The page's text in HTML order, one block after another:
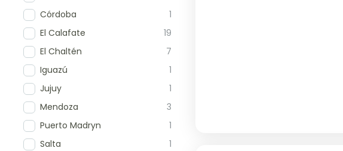
Córdoba
1
El Calafate
19
El Chaltén
7
Iguazú
1
Jujuy
1
Mendoza
3
Puerto Madryn
1
Salta
1